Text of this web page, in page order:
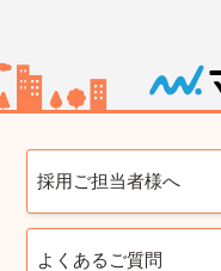
採用ご担当者様へ
よくあるご質問